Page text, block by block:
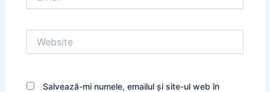
Salvează-mi numele, emailul și site-ul web în